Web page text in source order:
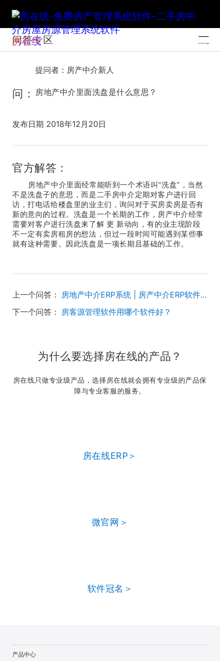
房在线
问答专区
提问者：房产中介新人
问： 房地产中介里面洗盘是什么意思？
发布日期 2018年12月20日
官方解答：
房地产中介里面经常能听到一个术语叫“洗盘”，当然
不是洗盘子的意思，而是二手房中介定期对客户进行回
访，打电话给楼盘里的业主们，询问对于买房卖房是否有
新的意向的过程。洗盘是一个长期的工作，房产中介经常
需要对客户进行洗盘来了解 更 新动向，有的业主现阶段
不一定有卖房租房的想法，但过一段时间可能遇到某些事
就有这种需要。因此洗盘是一项长期且基础的工作。
上一个问答：
房地产中介ERP系统 | 房产中介ERP软件 | 房地产ERP
下一个问答： 房客源管理软件用哪个软件好？
为什么要选择房在线的产品？
房在线只做专业级产品，选择房在线就会拥有专业级的产品保
障与专业客服的服务。
房在线ERP＞
微官网＞
软件冠名＞
产品中心